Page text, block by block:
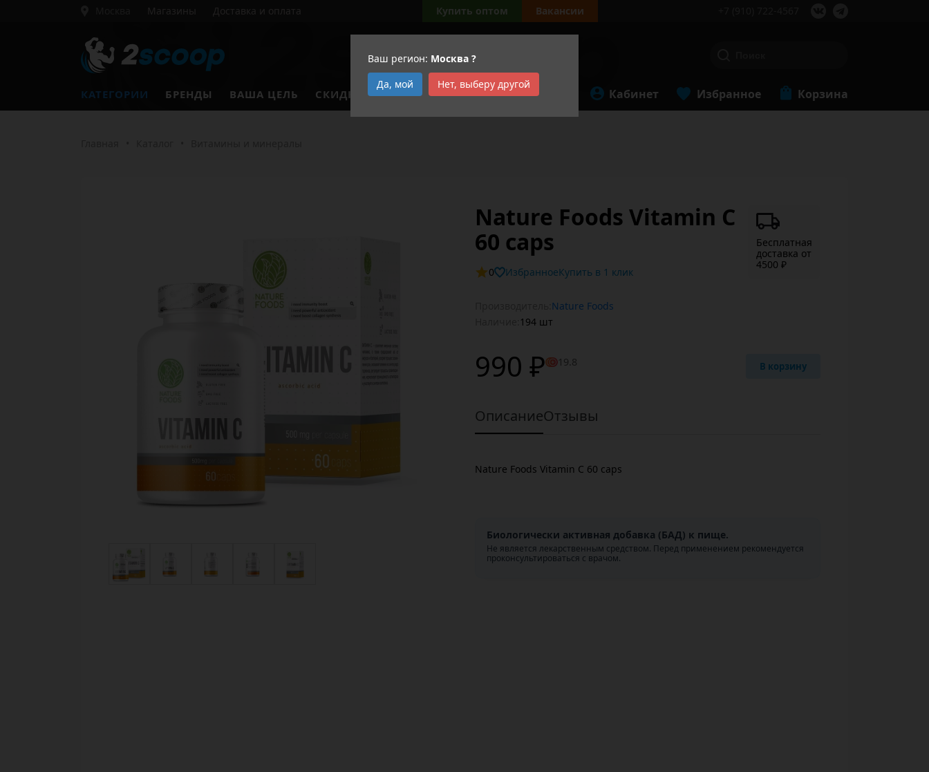
Ваш регион: Москва ?
Да, мой
Нет, выберу другой
Магазины Доставка и оплата Купить оптом Вакансии
КАТЕГОРИИ БРЕНДЫ ВАША ЦЕЛЬ СКИДКИ АКЦИИ Кабинет Избранное Корзина
Nature Foods Vitamin C
60 caps
0 Избранное Купить в 1 клик
Бесплатная
доставка от
4500 ₽
Nature Foods
194 шт
990 ₽ 19.8 В корзину
ОписаниеОтзывы
Nature Foods Vitamin C 60 caps
Биологически активная добавка (БАД) к пище.
Не является лекарственным средством. Перед применением рекомендуется
проконсультироваться с врачом.